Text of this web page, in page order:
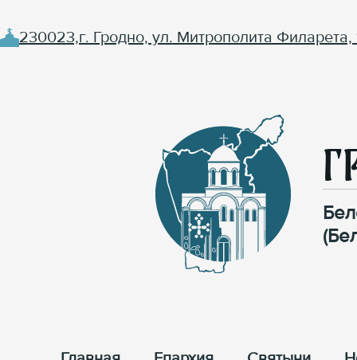
230023,г. Гродно, ул. Митрополита Филарета,